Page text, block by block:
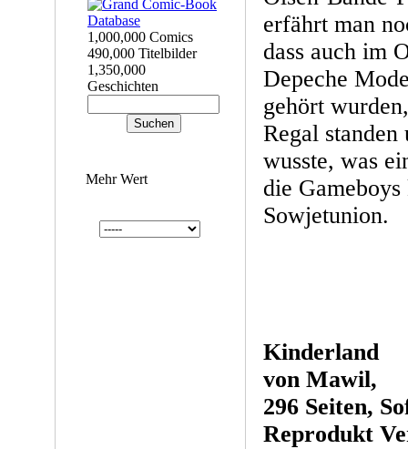
1,000,000 Comics
490,000 Titelbilder
1,350,000
Geschichten
Mehr Wert
erfährt man
dass auch im
Depeche
gehört
Regal standen
wusste, was
die
Sowjetunion.
Kinderland
von Mawil,
296 Seiten,
Reprodukt